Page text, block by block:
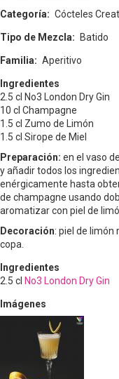
Categoría Cócteles
Tipo de Mezcla Batido
Familia Aperitivo
Ingredientes
2.5 cl No3 London Dry Gin
10 cl Champagne
1.5 cl Zumo de Limón
1.5 cl Sirope de Miel
Preparación: en el vaso
y añadir todos los
enérgicamente hasta
de champagne usando
aromatizar con piel de
Decoración: piel de limón
copa.
Ingredientes
2.5 cl No3 London Dry Gin
Imágenes